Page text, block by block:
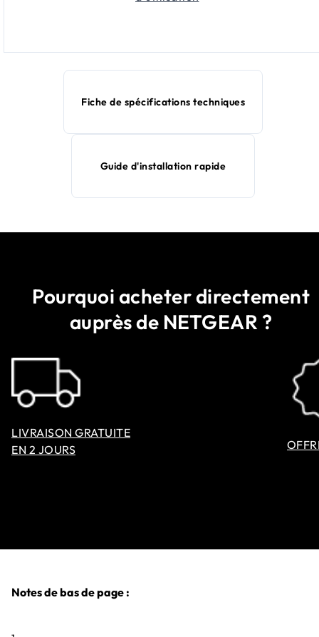
Fiche de spécifications techniques
Guide d'installation rapide
Pourquoi acheter directement
auprès de NETGEAR ?
LIVRAISON GRATUITE
EN 2 JOURS
Notes de bas de page :